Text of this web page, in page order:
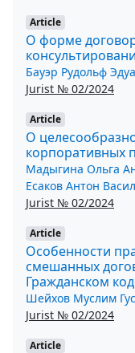
Article
О форме
Бауэр Рудольф
Jurist № 02/2024
Article
О
корпоративных
Мадыгина Ольга
Есаков Антон
Jurist № 02/2024
Article
Особенности
смешанных
Гражданском
Шейхов Муслим
Jurist № 02/2024
Article